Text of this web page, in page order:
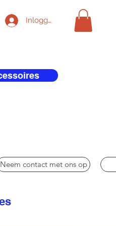
Inloggen
Neem contact met ons op